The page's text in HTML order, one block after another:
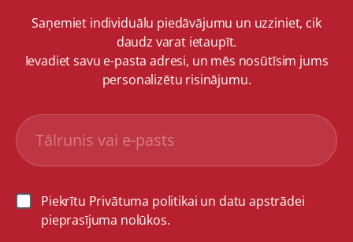
Saņemiet individuālu piedāvājumu un uzziniet, cik
daudz varat ietaupīt.
Ievadiet savu e-pasta adresi, un mēs nosūtīsim jums
personalizētu risinājumu.
Piekrītu Privātuma politikai un datu apstrādei
pieprasījuma nolūkos.